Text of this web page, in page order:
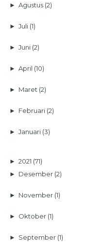
►Agustus (2)
►Juli (1)
►Juni (2)
►April (10)
► Maret (2)
► Februari (2)
►Januari (3)
►2021 (71)
► Desember (2)
► November (1)
► Oktober (1)
► September (1)